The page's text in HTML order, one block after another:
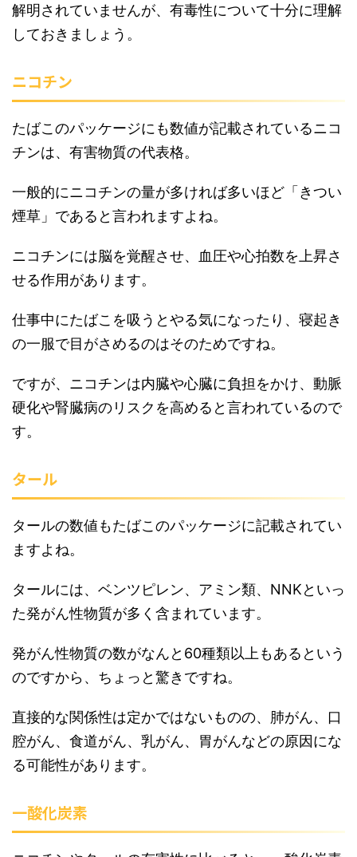
解明されていませんが、有毒性について十分に理解
しておきましょう。
ニコチン
たばこのパッケージにも数値が記載されているニコ
チンは、有害物質の代表格。
一般的にニコチンの量が多ければ多いほど「きつい
煙草」であると言われますよね。
ニコチンには脳を覚醒させ、血圧や心拍数を上昇さ
せる作用があります。
仕事中にたばこを吸うとやる気になったり、寝起き
の一服で目がさめるのはそのためですね。
ですが、ニコチンは内臓や心臓に負担をかけ、動脈
硬化や腎臓病のリスクを高めると言われているので
す。
タール
タールの数値もたばこのパッケージに記載されてい
ますよね。
タールには、ベンツピレン、アミン類、NNKといっ
た発がん性物質が多く含まれています。
発がん性物質の数がなんと60種類以上もあるという
のですから、ちょっと驚きですね。
直接的な関係性は定かではないものの、肺がん、口
腔がん、食道がん、乳がん、胃がんなどの原因にな
る可能性があります。
一酸化炭素